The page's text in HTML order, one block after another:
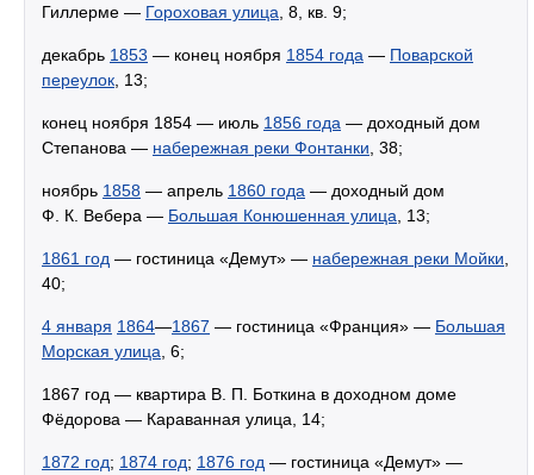
Гиллерме — Гороховая улица , 8, кв. 9;
декабрь 1853 — конец ноября 1854 года — Поварской
переулок , 13;
конец ноября 1854 — июль 1856 года — доходный дом
Степанова — набережная реки Фонтанки , 38;
ноябрь 1858 — апрель 1860 года — доходный дом
Ф. К. Вебера — Большая Конюшенная улица , 13;
1861 год — гостиница «Демут» — набережная реки Мойки
40;
4 января 1864—1867 — гостиница «Франция» — Большая
Морская улица , 6;
1867 год — квартира В. П. Боткина в доходном доме
Фёдорова — Караванная улица, 14;
1872 год; 1874 год; 1876 год — гостиница «Демут» —